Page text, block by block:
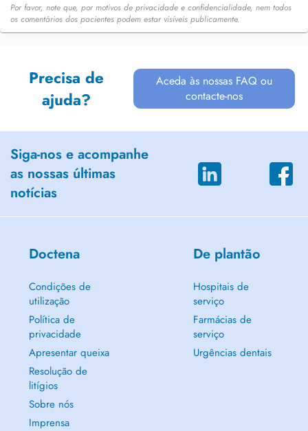
Por favor, note que, por motivos de privacidade e confidencialidade, nem todos
os comentários dos pacientes podem estar visíveis publicamente.
Precisa de
ajuda?
Aceda às nossas FAQ ou
contacte-nos
Siga-nos e acompanhe
as nossas últimas
notícias
Doctena
Condições de
utilização
Política de
privacidade
Apresentar queixa
Resolução de
litígios
Sobre nós
Imprensa
De plantão
Hospitais de
serviço
Farmácias de
serviço
Urgências dentais